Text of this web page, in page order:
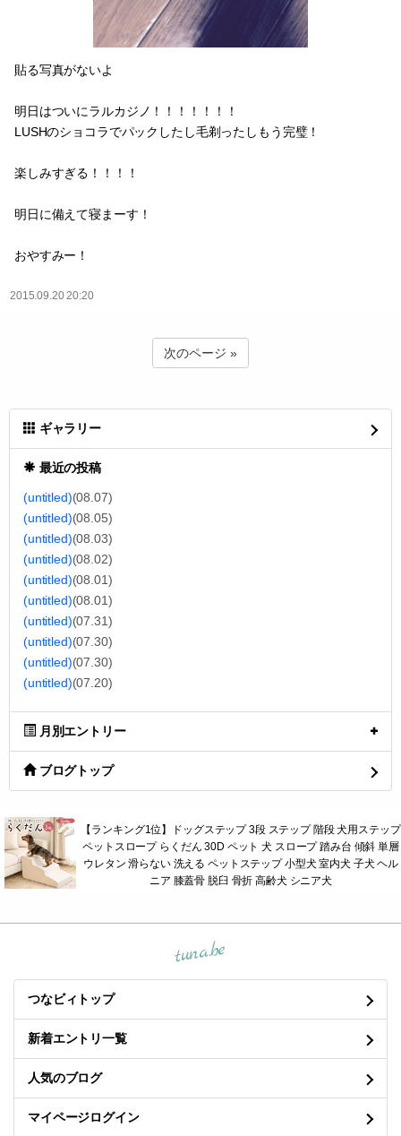
貼る写真がないよ
明日はついにラルカジノ！！！！！！！
LUSHのショコラでパックしたし毛剃ったしもう完璧！
楽しみすぎる！！！！
明日に備えて寝まーす！
おやすみー！
2015.09.20 20:20
次のページ »
ギャラリー
最近の投稿
(untitled)(08.07)
(untitled)(08.05)
(untitled)(08.03)
(untitled)(08.02)
(untitled)(08.01)
(untitled)(08.01)
(untitled)(07.31)
(untitled)(07.30)
(untitled)(07.30)
(untitled)(07.20)
月別エントリー
ブログトップ
【ランキング1位】ドッグステップ 3段 ステップ 階段 犬用ステップ
ペットスロープ らくだん 30D ペット 犬 スロープ 踏み台 傾斜 単層
ウレタン 滑らない 洗える ペットステップ 小型犬 室内犬 子犬 ヘル
ニア 膝蓋骨 脱臼 骨折 高齢犬 シニア犬
tuna.be
つなビィトップ
新着エントリ一覧
人気のブログ
マイページログイン